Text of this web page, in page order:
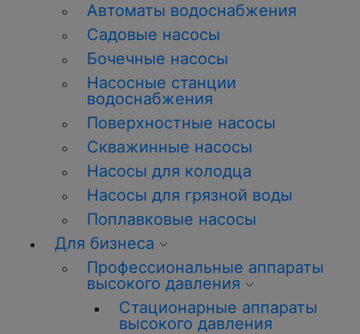
Автоматы водоснабжения
Садовые насосы
Бочечные насосы
Насосные станции
водоснабжения
Поверхностные насосы
Скважинные насосы
Насосы для колодца
Насосы для грязной воды
Поплавковые насосы
Для бизнеса
Профессиональные аппараты
высокого давления
Стационарные аппараты
высокого давления